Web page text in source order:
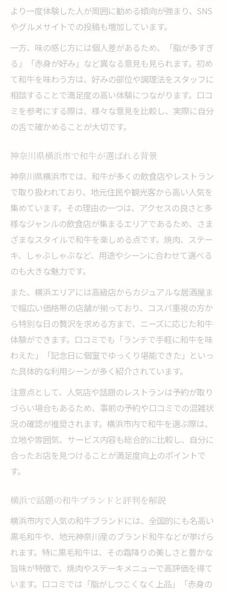
美味しい和牛を見極めるポイントと選び方
和牛選びで押さえるべき品質のポイント
口コミから学ぶ和牛の美味しさの見極め方
和牛の格付けやブランド選びのコツとは
横浜の和牛ステーキ店選び方の秘訣を解説
焼肉店で失敗しない和牛の選び方ガイド
横浜エリアで体感和牛グルメの新たな発見
横浜で見つかる和牛グルメの魅力を探る
口コミで話題の和牛レストラン体験記
和牛の食べ放題や穴場スポットを紹介
横浜焼肉ランキング上位の和牛体験談
本当に満足できる和牛の口コミ体験談集
和牛好きが語る満足度の高い体験談
横浜で味わう和牛の本音口コミを厳選
和牛口コミで評価された店の特徴を解説
実際に訪れた人の和牛おすすめ体験談
焼肉コスパ最強と噂の和牛体験まとめ
より一度体験した人が周囲に勧める傾向が強まり、SNS
やグルメサイトでの投稿も増加しています。
一方、味の感じ方には個人差があるため、「脂が多すぎ
る」「赤身が好み」など異なる意見も見られます。初め
て和牛を味わう方は、好みの部位や調理法をスタッフに
相談することで満足度の高い体験につながります。口コ
ミを参考にする際は、様々な意見を比較し、実際に自分
の舌で確かめることが大切です。
神奈川県横浜市で和牛が選ばれる背景
神奈川県横浜市では、和牛が多くの飲食店やレストラン
で取り扱われており、地元住民や観光客から高い人気を
集めています。その理由の一つは、アクセスの良さと多
様なジャンルの飲食店が集まるエリアであるため、さま
ざまなスタイルで和牛を楽しめる点です。焼肉、ステー
キ、しゃぶしゃぶなど、用途やシーンに合わせて選べる
のも大きな魅力です。
また、横浜エリアには高級店からカジュアルな居酒屋ま
で幅広い価格帯の店舗が揃っており、コスパ重視の方か
ら特別な日の贅沢を求める方まで、ニーズに応じた和牛
体験ができます。口コミでも「ランチで手軽に和牛を味
わえた」「記念日に個室でゆっくり堪能できた」といっ
た具体的な利用シーンが多く紹介されています。
注意点として、人気店や話題のレストランは予約が取り
づらい場合もあるため、事前の予約や口コミでの混雑状
況の確認が推奨されます。横浜市内で和牛を選ぶ際は、
立地や雰囲気、サービス内容も総合的に比較し、自分に
合ったお店を見つけることが満足度向上のポイントで
す。
横浜で話題の和牛ブランドと評判を解説
横浜市内で人気の和牛ブランドには、全国的にも名高い
黒毛和牛や、地元神奈川産のブランド和牛などが挙げら
れます。特に黒毛和牛は、その霜降りの美しさと豊かな
旨味が特徴で、焼肉やステーキメニューで高評価を得て
います。口コミでは「脂がしつこくなく上品」「赤身の